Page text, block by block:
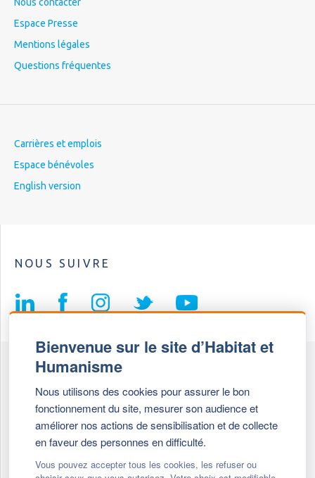
Bienvenue sur le site d’Habitat et
Humanisme
Nous utilisons des cookies pour assurer le bon
fonctionnement du site, mesurer son audience et
améliorer nos actions de sensibilisation et de collecte
en faveur des personnes en difficulté.
Vous pouvez accepter tous les cookies, les refuser ou
Espace Presse
Mentions légales
Questions fréquentes
Carrières et emplois
Espace bénévoles
English version
NOUS SUIVRE
69647 Caluire et Cuire cedex
+ 33 (0)4 72 27 42 58